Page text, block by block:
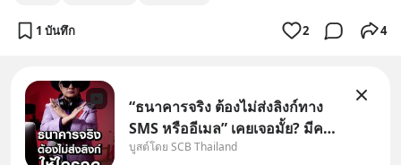
1 บันทึก 2 4
“ธนาคารจริง ต้องไม่ส่งลิงก์ทาง
SMS หรืออีเมล” เคยเจอมั้ย? มีคน
อ้างว่าโทรจากธนาคาร บอกว่า
บูสต์โดย SCB Thailand